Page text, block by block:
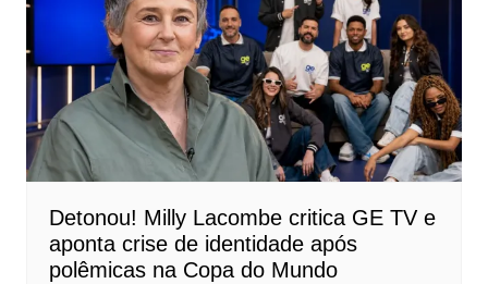
Detonou! Milly Lacombe critica GE TV e
aponta crise de identidade após
polêmicas na Copa do Mundo